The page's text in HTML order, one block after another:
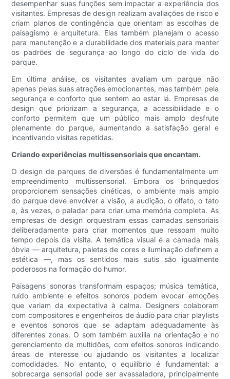
desempenhar suas funções sem impactar a experiência dos
visitantes. Empresas de design realizam avaliações de risco e
criam planos de contingência que orientam as escolhas de
paisagismo e arquitetura. Elas também planejam o acesso
para manutenção e a durabilidade dos materiais para manter
os padrões de segurança ao longo do ciclo de vida do
parque.
Em última análise, os visitantes avaliam um parque não
apenas pelas suas atrações emocionantes, mas também pela
segurança e conforto que sentem ao estar lá. Empresas de
design que priorizam a segurança, a acessibilidade e o
conforto permitem que um público mais amplo desfrute
plenamente do parque, aumentando a satisfação geral e
incentivando visitas repetidas.
Criando experiências multissensoriais que encantam.
O design de parques de diversões é fundamentalmente um
empreendimento multissensorial. Embora os brinquedos
proporcionem sensações cinéticas, o ambiente mais amplo
do parque deve envolver a visão, a audição, o olfato, o tato
e, às vezes, o paladar para criar uma memória completa. As
empresas de design orquestram essas camadas sensoriais
deliberadamente para criar momentos que ressoam muito
tempo depois da visita. A temática visual é a camada mais
óbvia — arquitetura, paletas de cores e iluminação definem a
estética —, mas os sentidos mais sutis são igualmente
poderosos na formação do humor.
Paisagens sonoras transformam espaços; música temática,
ruído ambiente e efeitos sonoros podem evocar emoções
que variam da expectativa à calma. Designers colaboram
com compositores e engenheiros de áudio para criar playlists
e eventos sonoros que se adaptam adequadamente às
diferentes zonas. O som também auxilia na orientação e no
gerenciamento de multidões, com efeitos sonoros indicando
áreas de interesse ou ajudando os visitantes a localizar
comodidades. No entanto, o equilíbrio é fundamental: a
sobrecarga sensorial pode ser avassaladora, principalmente